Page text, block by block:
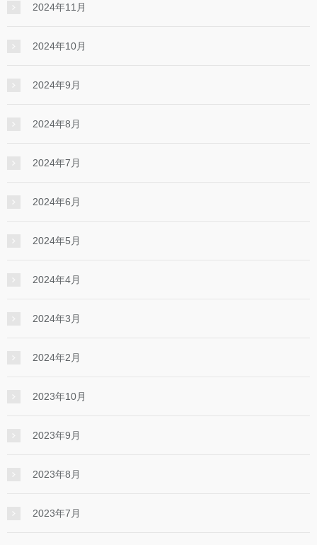
2024年11月
2024年10月
2024年9月
2024年8月
2024年7月
2024年6月
2024年5月
2024年4月
2024年3月
2024年2月
2023年10月
2023年9月
2023年8月
2023年7月